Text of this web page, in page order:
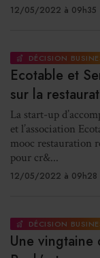
12/05/2022 à 09h35
DÉCISION
Ecotable et
sur la
La start-up
et l’association
mooc restauration
pour cr&...
12/05/2022 à 09h28
DÉCISION
Une vingtaine